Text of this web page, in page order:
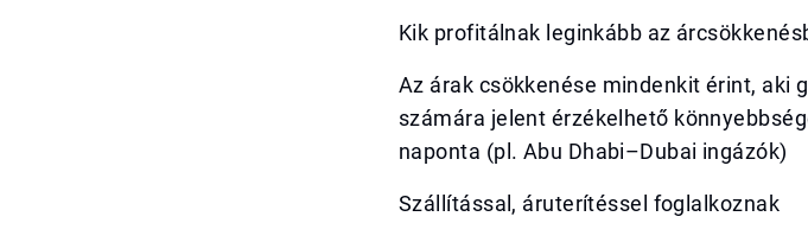
Kik profitálnak leginkább az
Az árak csökkenése mindenkit érint, aki
számára jelent érzékelhető
naponta (pl. Abu Dhabi–Dubai ingázók)
Szállítással, áruterítéssel foglalkoznak